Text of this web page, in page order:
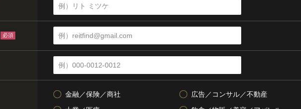
必須
金融／保険／商社 広告／コンサル／不動産